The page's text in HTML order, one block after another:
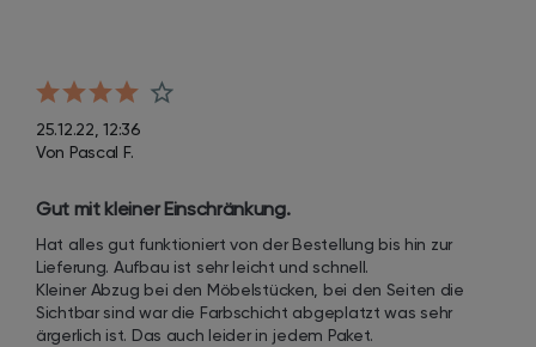
25.12.22, 12:36
Von Pascal F.
Gut mit kleiner Einschränkung.
Hat alles gut funktioniert von der Bestellung bis hin zur
Lieferung. Aufbau ist sehr leicht und schnell.
Kleiner Abzug bei den Möbelstücken, bei den Seiten die
Sichtbar sind war die Farbschicht abgeplatzt was sehr
ärgerlich ist. Das auch leider in jedem Paket.